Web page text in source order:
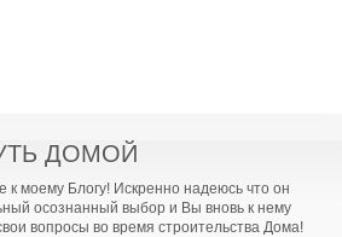
ДОМОЙ
к моему Блогу! Искренно надеюсь что он
осознанный выбор и Вы вновь к нему
вопросы во время строительства Дома!